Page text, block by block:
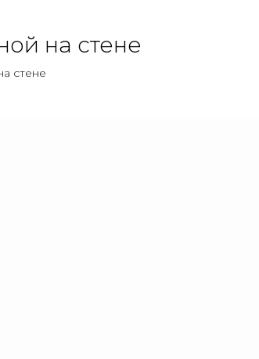
на стене
стене